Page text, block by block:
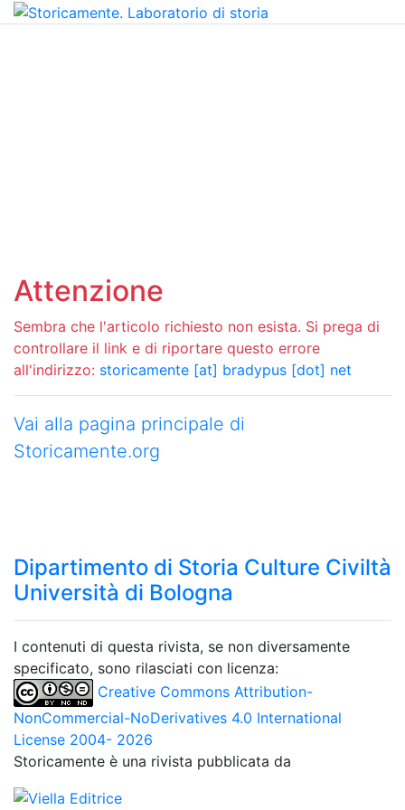
Attenzione
Sembra che l'articolo richiesto non esista. Si prega di
controllare il link e di riportare questo errore
all'indirizzo: storicamente [at] bradypus [dot] net
Vai alla pagina principale di
Storicamente.org
Dipartimento di Storia Culture Civiltà
Università di Bologna
I contenuti di questa rivista, se non diversamente
specificato, sono rilasciati con licenza:
Creative Commons Attribution-
NonCommercial-NoDerivatives 4.0 International
License 2004- 2026
Storicamente è una rivista pubblicata da